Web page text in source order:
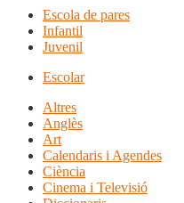
Escola de pares
Infantil
Juvenil
Escolar
Altres
Anglès
Art
Calendaris i Agendes
Ciència
Cinema i Televisió